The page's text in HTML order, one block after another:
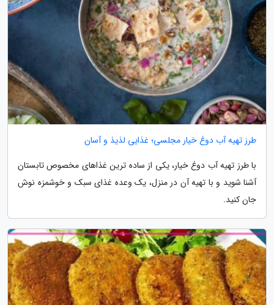
طرز تهیه آب دوغ خیار مجلسی؛ غذایی لذیذ و آسان
با طرز تهیه آب دوغ خیار، یکی از ساده ترین غذاهای مخصوص تابستان
آشنا شوید و با تهیه آن در منزل، یک وعده غذای سبک و خوشمزه نوش
جان کنید.